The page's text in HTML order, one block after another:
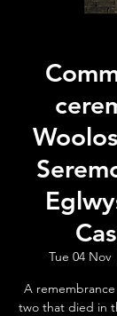
Tue 04 Nov
A
two that died in